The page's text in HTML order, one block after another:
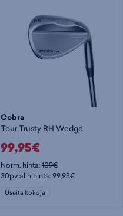
Cobra
Tour Trusty RH Wedge
99,95€
Norm. hinta:109€
30pv alin hinta: 99,95€
Useita kokoja